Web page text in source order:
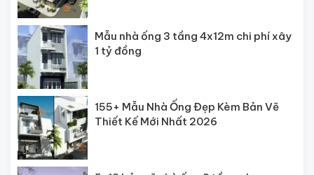
Mẫu nhà ống 3 tầng 4x12m chi phí xây
1 tỷ đồng
155+ Mẫu Nhà Ống Đẹp Kèm Bản Vẽ
Thiết Kế Mới Nhất 2026